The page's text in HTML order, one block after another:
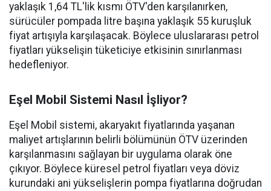
yaklaşık 1,64 TL'lik kısmı ÖTV'den karşılanırken,
sürücüler pompada litre başına yaklaşık 55 kuruşluk
fiyat artışıyla karşılaşacak. Böylece uluslararası petrol
fiyatları yükselişin tüketiciye etkisinin sınırlanması
hedefleniyor.
Eşel Mobil Sistemi Nasıl İşliyor?
Eşel Mobil sistemi, akaryakıt fiyatlarında yaşanan
maliyet artışlarının belirli bölümünün ÖTV üzerinden
karşılanmasını sağlayan bir uygulama olarak öne
çıkıyor. Böylece küresel petrol fiyatları veya döviz
kurundaki ani yükselişlerin pompa fiyatlarına doğrudan